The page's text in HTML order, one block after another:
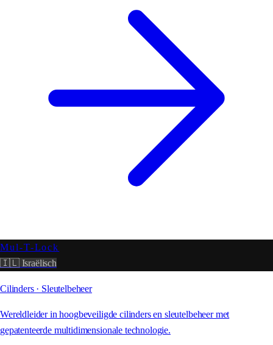
Mul-T-Lock
🇮🇱 Israëlisch
Cilinders · Sleutelbeheer
Wereldleider in hoogbeveiligde cilinders en sleutelbeheer met
gepatenteerde multidimensionale technologie.